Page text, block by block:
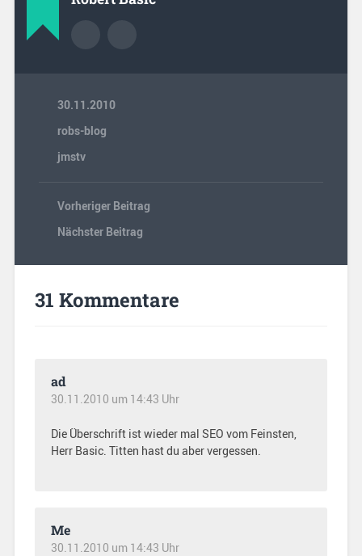
30.11.2010
robs-blog
jmstv
Vorheriger Beitrag
Nächster Beitrag
31 Kommentare
ad
30.11.2010 um 14:43 Uhr
Die Überschrift ist wieder mal SEO vom Feinsten,
Herr Basic. Titten hast du aber vergessen.
Me
30.11.2010 um 14:43 Uhr